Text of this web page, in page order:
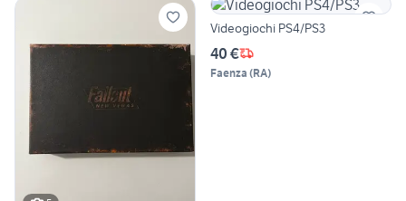
Videogiochi PS4/PS3
40 €
Faenza (RA)